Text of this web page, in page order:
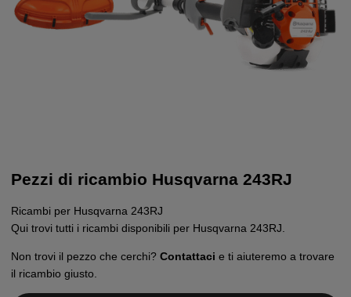
Pezzi di ricambio Husqvarna 243RJ
Ricambi per Husqvarna 243RJ
Qui trovi tutti i ricambi disponibili per Husqvarna 243RJ.
Non trovi il pezzo che cerchi? Contattaci e ti aiuteremo a trovare
il ricambio giusto.